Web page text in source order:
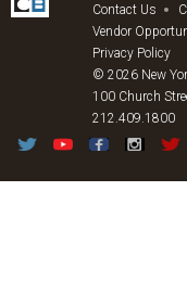
Contact Us
Vendor
Privacy Policy
© 2026 New
100 Church
212.409.1800